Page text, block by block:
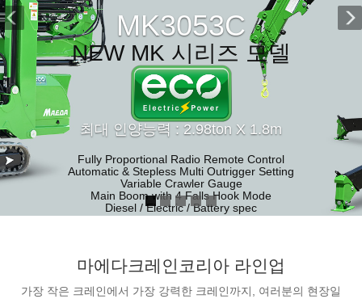
MK3053C
NEW MK 시리즈 모델
최대 인양능력 : 2.98ton X 1.8m
Fully Proportional Radio Remote Control
Automatic & Stepless Multi Outrigger Setting
Variable Crawler Gauge
Main Boom with 4 Falls Hook Mode
Diesel / Electric / Battery spec
Negative Angle Jib (Detachable)
자세히 보기
마에다크레인코리아 라인업
가장 작은 크레인에서 가장 강력한 크레인까지, 여러분의 현장일